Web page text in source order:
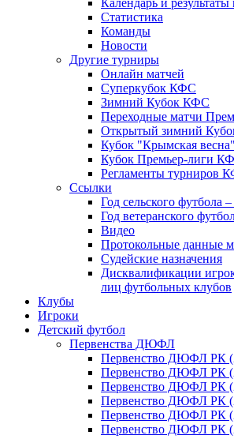
Календарь и результаты
Статистика
Команды
Новости
Другие турниры
Онлайн матчей
Суперкубок КФС
Зимний Кубок КФС
Переходные матчи
Открытый зимний
Кубок "Крымская весна"
Кубок Премьер-лиги
Регламенты турниров
Ссылки
Год сельского футбола –
Год ветеранского
Видео
Протокольные данные
Судейские назначения
Дисквалификации
лиц футбольных клубов
Клубы
Игроки
Детский футбол
Первенства ДЮФЛ
Первенство ДЮФЛ РК
Первенство ДЮФЛ РК
Первенство ДЮФЛ РК
Первенство ДЮФЛ РК
Первенство ДЮФЛ РК
Первенство ДЮФЛ РК